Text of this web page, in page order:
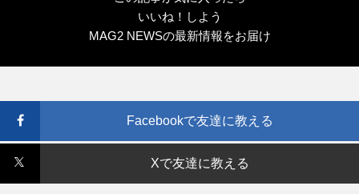
いいね！しよう
MAG2 NEWSの最新情報をお届け
Facebookで友達に教える
Xで友達に教える